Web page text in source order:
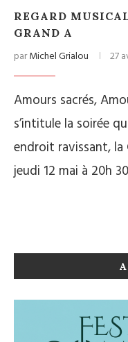
REGARD
GRAND A
parMichel Grialou 27
Amours sacrés,
s’intitule la soirée
endroit ravissant, la
jeudi 12 mai à 20h